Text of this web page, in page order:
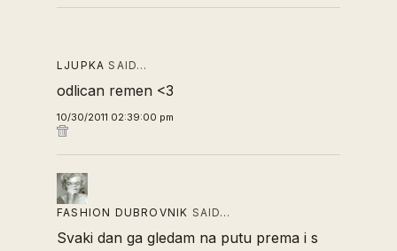
LJUPKA SAID…
odlican remen <3
10/30/2011 02:39:00 pm
FASHION DUBROVNIK SAID…
Svaki dan ga gledam na putu prema i s